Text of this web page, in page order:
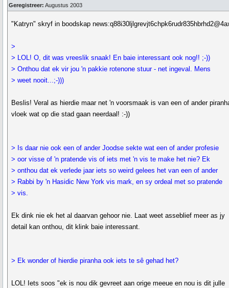
Geregistreer: Augustus 2003
"Katryn" skryf in boodskap
>
> LOL! O, dit was vreeslik snaak! En baie interessant ook nog!! ;-))
> Onthou dat ek vir jou 'n pakkie rotenone stuur - net ingeval. Mens
> weet nooit...;-)))
Beslis! Veral as hierdie maar net 'n voorsmaak is van een of ander
vloek wat op die stad gaan neerdaal! :-))
> Is daar nie ook een of ander Joodse sekte wat een of ander profesie
> oor visse of 'n pratende vis of iets met 'n vis te make het nie? Ek
> onthou dat ek verlede jaar iets so weird gelees het van een of ander
> Rabbi by 'n Hasidic New York vis mark, en sy ordeal met so pratende
> vis.
Ek dink nie ek het al daarvan gehoor nie. Laat weet asseblief meer as jy
detail kan onthou, dit klink baie interessant.
> Ek wonder of hierdie piranha ook iets te sê gehad het?
LOL! Iets soos "ek is nou dik gevreet aan orige meeue en nou is dit julle